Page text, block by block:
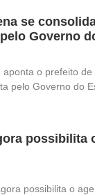
se
Governo
o prefeito
pelo Governo do
possibilita
possibilita o